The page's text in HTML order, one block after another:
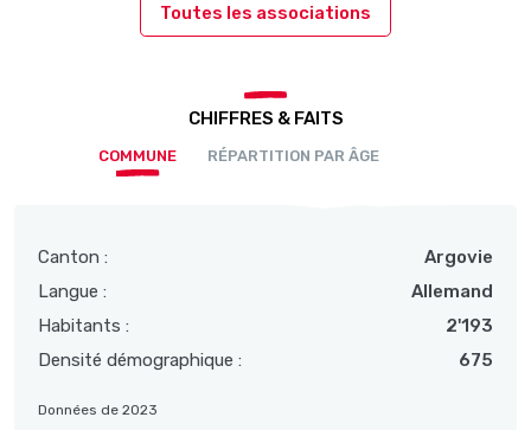
Toutes les associations
CHIFFRES & FAITS
COMMUNE RÉPARTITION PAR ÂGE
Canton :
Argovie
Langue :
Allemand
Habitants :
2'193
Densité démographique :
675
Données de 2023